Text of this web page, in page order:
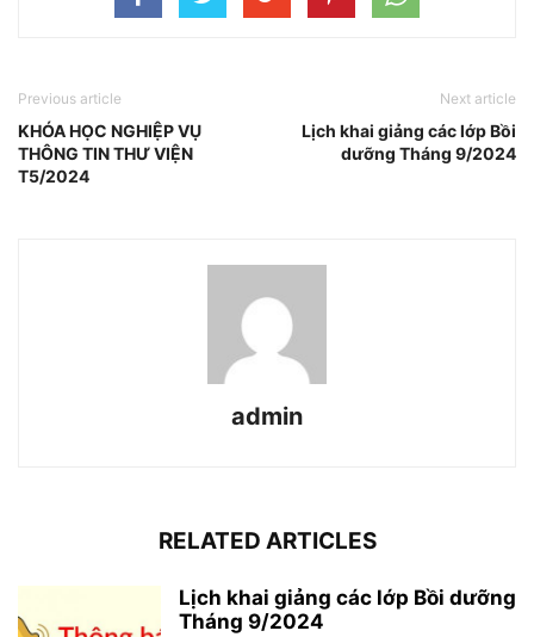
Previous article
KHÓA HỌC NGHIỆP VỤ
THÔNG TIN THƯ VIỆN
T5/2024
Next article
Lịch khai giảng các lớp Bồi
dưỡng Tháng 9/2024
admin
RELATED ARTICLES
Lịch khai giảng các lớp Bồi dưỡng
Tháng 9/2024